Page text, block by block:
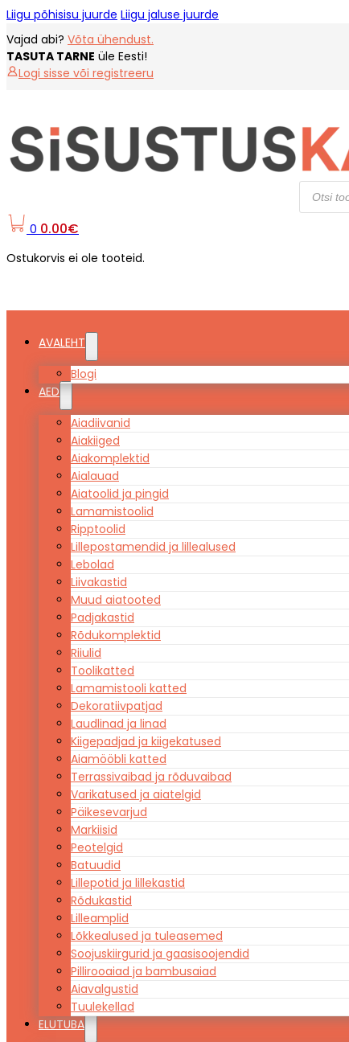
Liigu põhisisu juurde Liigu jaluse juurde
Vajad abi? Võta ühendust.
TASUTA TARNE üle Eesti!
Logi sisse või registreeru
Products
search
0 0.00€
Ostukorvis ei ole tooteid.
AVALEHT
Blogi
AED
Aiadiivanid
Aiakiiged
Aiakomplektid
Aialauad
Aiatoolid ja pingid
Lamamistoolid
Ripptoolid
Lillepostamendid ja lillealused
Lebolad
Liivakastid
Muud aiatooted
Padjakastid
Rõdukomplektid
Riiulid
Toolikatted
Lamamistooli katted
Dekoratiivpatjad
Laudlinad ja linad
Kiigepadjad ja kiigekatused
Aiamööbli katted
Terrassivaibad ja rõduvaibad
Varikatused ja aiatelgid
Päikesevarjud
Markiisid
Peotelgid
Batuudid
Lillepotid ja lillekastid
Rõdukastid
Lilleamplid
Lõkkealused ja tuleasemed
Soojuskiirgurid ja gaasisoojendid
Pillirooaiad ja bambusaiad
Aiavalgustid
Tuulekellad
ELUTUBA